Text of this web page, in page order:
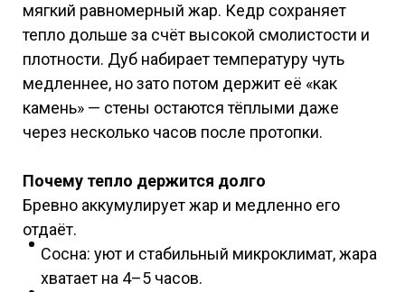
мягкий равномерный жар. Кедр сохраняет
тепло дольше за счёт высокой смолистости и
плотности. Дуб набирает температуру чуть
медленнее, но зато потом держит её «как
камень» — стены остаются тёплыми даже
через несколько часов после протопки.
Почему тепло держится долго
Бревно аккумулирует жар и медленно его
отдаёт.
Сосна: уют и стабильный микроклимат, жара
хватает на 4–5 часов.